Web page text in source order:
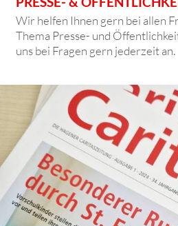
Wir helfen Ihnen gern bei allen
Thema Presse- und
uns bei Fragen gern jederzeit an.